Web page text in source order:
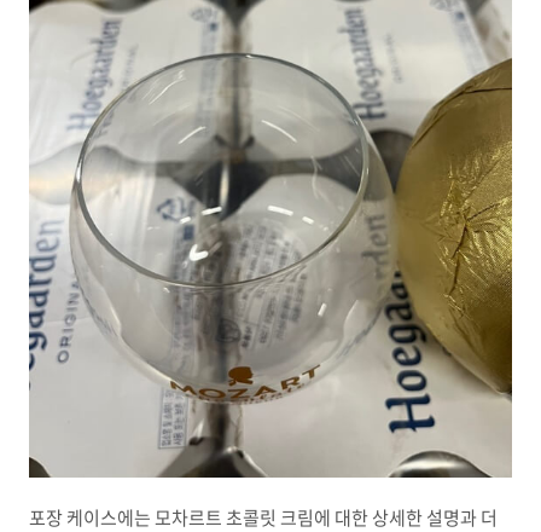
포장 케이스에는 모차르트 초콜릿 크림에 대한 상세한 설명과 더